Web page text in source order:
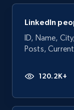
LinkedIn
ID, Name,
Posts,
120.2K+